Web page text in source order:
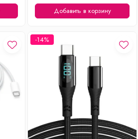
Добавить в корзину
-14%